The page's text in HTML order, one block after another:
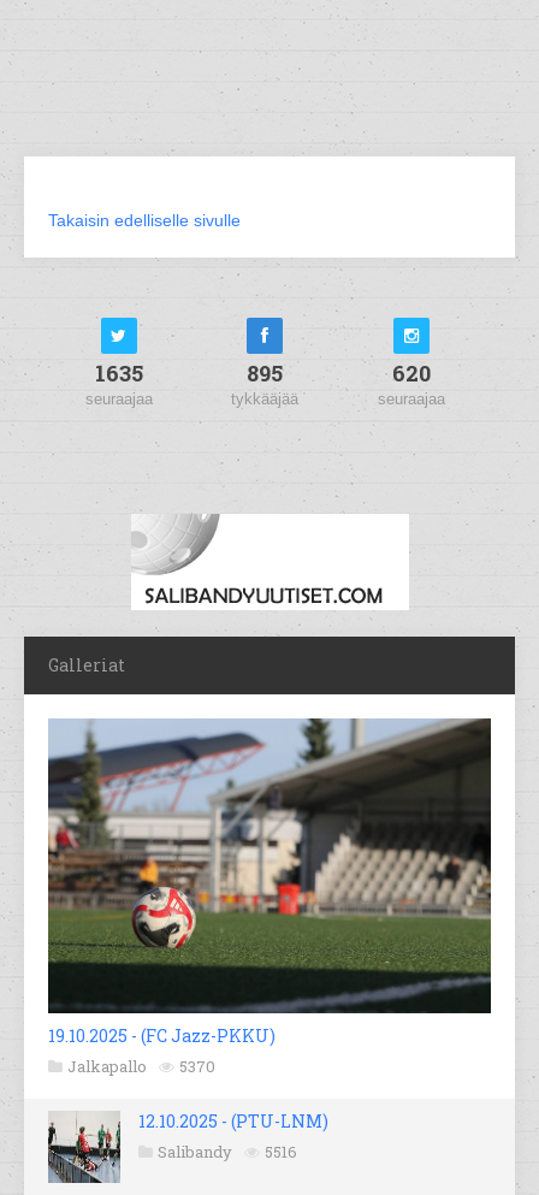
Takaisin edelliselle sivulle
1635
seuraajaa
895
tykkääjää
620
seuraajaa
Galleriat
19.10.2025 - (FC Jazz-PKKU)
Jalkapallo 5370
12.10.2025 - (PTU-LNM)
Salibandy 5516